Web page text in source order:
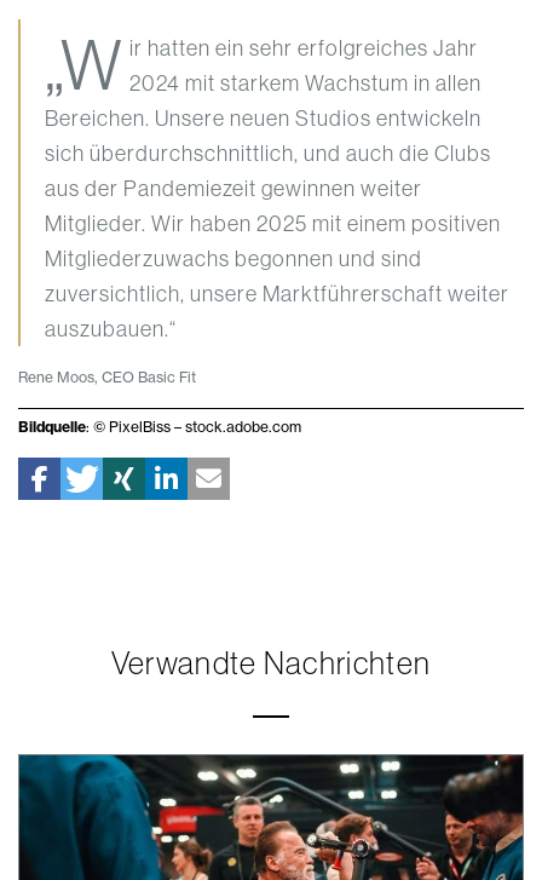
„W ir hatten ein sehr erfolgreiches Jahr
2024 mit starkem Wachstum in allen
Bereichen. Unsere neuen Studios entwickeln
sich überdurchschnittlich, und auch die Clubs
aus der Pandemiezeit gewinnen weiter
Mitglieder. Wir haben 2025 mit einem positiven
Mitgliederzuwachs begonnen und sind
zuversichtlich, unsere Marktführerschaft weiter
auszubauen.“
Rene Moos, CEO Basic Fit
Bildquelle: © PixelBiss – stock.adobe.com
Verwandte Nachrichten